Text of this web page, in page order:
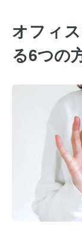
オフィ
る6つの